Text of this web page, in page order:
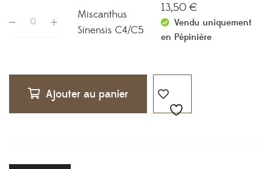
Miscanthus
Sinensis C4/C5
13,50 €
Vendu uniquement
en Pépinière
Ajouter au panier